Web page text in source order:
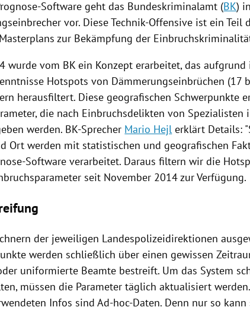
Software geht das Bundeskriminalamt (BK)
vor. Diese Technik-Offensive ist ein Teil
zur Bekämpfung der
wurde vom BK ein Konzept erarbeitet, das aufgrund
Hotspots von Dämmerungseinbrüchen (17
herausfiltert. Diese geografischen Schwerpunkte
die nach Einbruchsdelikten von Spezialisten
werden. BK-Sprecher Mario Hejl erklärt Details:
Ort werden mit statistischen und geografischen
Software verarbeitet. Daraus filtern wir die
seit November 2014 zur Verfügung.
der jeweiligen Landespolizeidirektionen
werden schließlich über einen gewissen
uniformierte Beamte bestreift. Um das System
müssen die Parameter täglich aktualisiert
Infos sind Ad-hoc-Daten. Denn nur so kann